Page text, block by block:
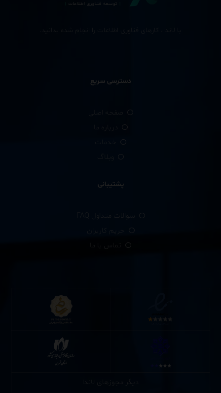
با لاندا، کارهای فناوری اطلاعات را انجام شده بدانید.
دسترسی سریع
صفحه اصلی
پشتیبانی
سوالات متداول FAQ
حریم کاربران
دیگر مجوزهای لاندا